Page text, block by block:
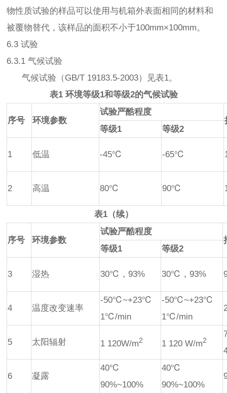
物性质试验的样品可以使用与机箱外表面相同的材料和
被覆物替代，该样品的面积不小于100mm×100mm。
6.3 试验
6.3.1 气候试验
气候试验（GB/T 19183.5-2003）见表1。
表1 环境等级1和等级2的气候试验
序号 环境参数
试验严酷程度
等级1
等级2
1 低温 -45℃ -65℃
2 高温 80℃ 90℃
表1（续）
序号 环境参数
试验严酷程度
等级1
等级2
3 湿热 30℃，93% 30℃，93%
4 温度改变速率
-50℃~+23℃
1℃/min
-50℃~+23℃
1℃/min
5 太阳辐射 1 120W/m2 1 120 W/m2
6 凝露
40℃
90%~100%
40℃
90%~100%